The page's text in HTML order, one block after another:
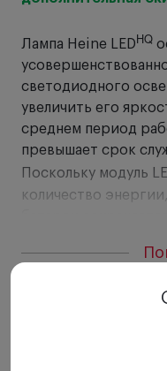
Лампа Heine LEDHQ
светодиодного
увеличить его
среднем период
превышает срок
Поскольку модуль
количество
· Источник света